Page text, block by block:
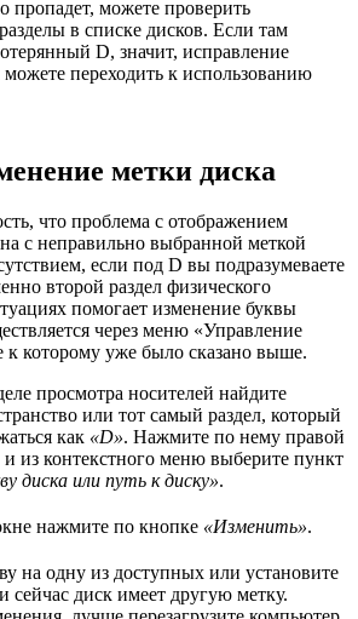
пропадет, можете проверить
в списке дисков. Если там
D, значит, исправление
переходить к использованию
метки диска
что проблема с отображением
с неправильно выбранной меткой
если под D вы подразумеваете
второй раздел физического
помогает изменение буквы
через меню «Управление
к которому уже было сказано выше.
просмотра носителей найдите
или тот самый раздел, который
как «D». Нажмите по нему правой
из контекстного меню выберите пункт
диска или путь к диску».
нажмите по кнопке «Изменить».
на одну из доступных или установите
сейчас диск имеет другую метку.